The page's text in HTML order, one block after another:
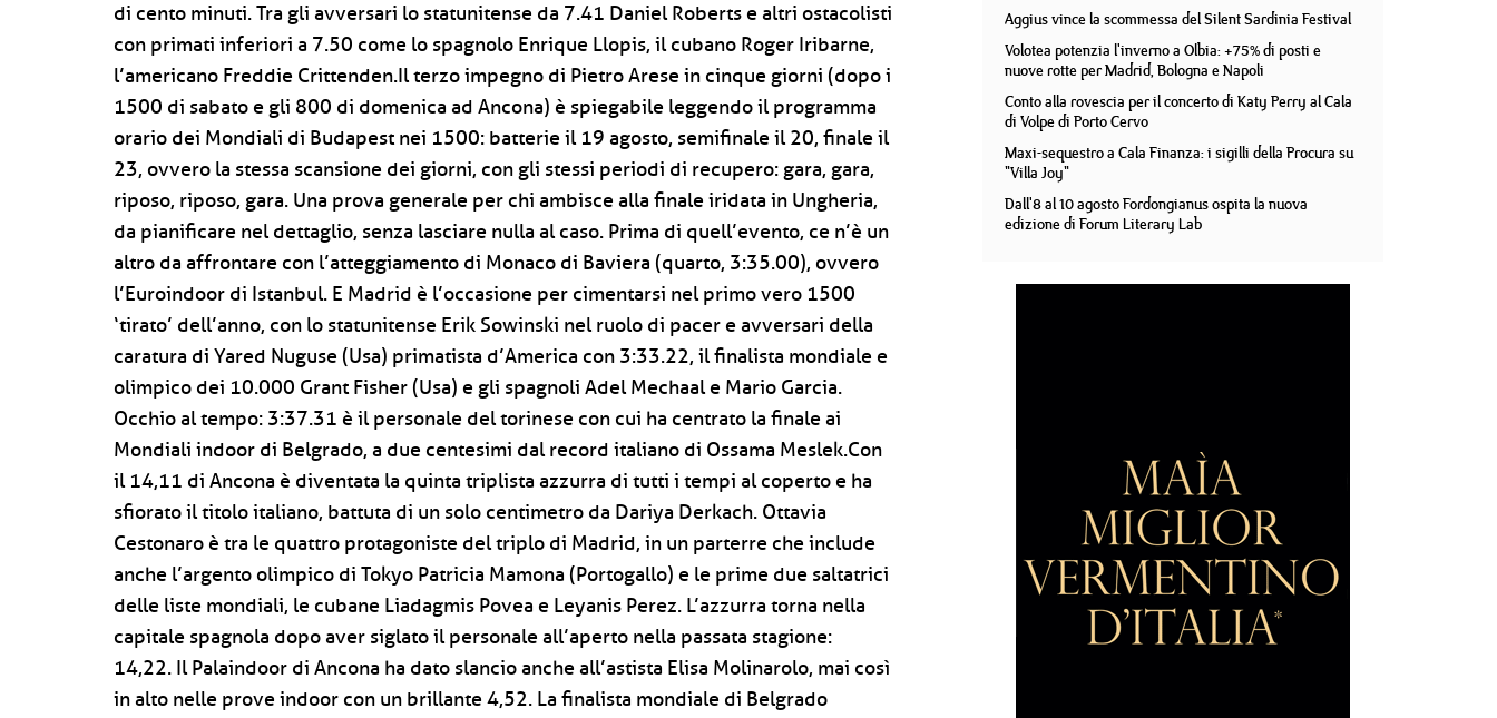
di cento minuti. Tra gli avversari lo statunitense da 7.41 Daniel Roberts e altri ostacolisti
con primati inferiori a 7.50 come lo spagnolo Enrique Llopis, il cubano Roger Iribarne,
l’americano Freddie Crittenden.Il terzo impegno di Pietro Arese in cinque giorni (dopo i
1500 di sabato e gli 800 di domenica ad Ancona) è spiegabile leggendo il programma
orario dei Mondiali di Budapest nei 1500: batterie il 19 agosto, semifinale il 20, finale il
23, ovvero la stessa scansione dei giorni, con gli stessi periodi di recupero: gara, gara,
riposo, riposo, gara. Una prova generale per chi ambisce alla finale iridata in Ungheria,
da pianificare nel dettaglio, senza lasciare nulla al caso. Prima di quell’evento, ce n’è un
altro da affrontare con l’atteggiamento di Monaco di Baviera (quarto, 3:35.00), ovvero
l’Euroindoor di Istanbul. E Madrid è l’occasione per cimentarsi nel primo vero 1500
‘tirato’ dell’anno, con lo statunitense Erik Sowinski nel ruolo di pacer e avversari della
caratura di Yared Nuguse (Usa) primatista d’America con 3:33.22, il finalista mondiale e
olimpico dei 10.000 Grant Fisher (Usa) e gli spagnoli Adel Mechaal e Mario Garcia.
Occhio al tempo: 3:37.31 è il personale del torinese con cui ha centrato la finale ai
Mondiali indoor di Belgrado, a due centesimi dal record italiano di Ossama Meslek.Con
il 14,11 di Ancona è diventata la quinta triplista azzurra di tutti i tempi al coperto e ha
sfiorato il titolo italiano, battuta di un solo centimetro da Dariya Derkach. Ottavia
Cestonaro è tra le quattro protagoniste del triplo di Madrid, in un parterre che include
anche l’argento olimpico di Tokyo Patricia Mamona (Portogallo) e le prime due saltatrici
delle liste mondiali, le cubane Liadagmis Povea e Leyanis Perez. L’azzurra torna nella
capitale spagnola dopo aver siglato il personale all’aperto nella passata stagione:
14,22. Il Palaindoor di Ancona ha dato slancio anche all’astista Elisa Molinarolo, mai così
in alto nelle prove indoor con un brillante 4,52. La finalista mondiale di Belgrado
Aggius vince la scommessa del Silent Sardinia Festival
Volotea potenzia l'inverno a Olbia: +75% di posti e
nuove rotte per Madrid, Bologna e Napoli
Conto alla rovescia per il concerto di Katy Perry al Cala
di Volpe di Porto Cervo
Maxi-sequestro a Cala Finanza: i sigilli della Procura su
"Villa Joy"
Dall'8 al 10 agosto Fordongianus ospita la nuova
edizione di Forum Literary Lab